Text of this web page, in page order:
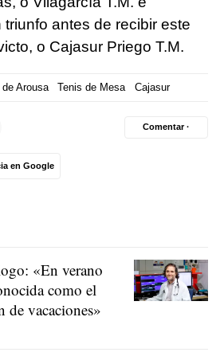
antes de recibir este
o Cajasur Priego T.M.
Arousa Tenis de Mesa Cajasur
en Google
Comentar ·
«En verano
como el
de vacaciones»